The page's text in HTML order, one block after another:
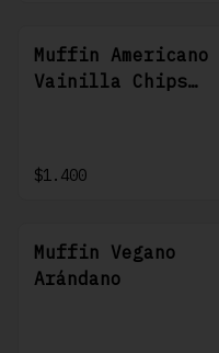
Muffin Americano
Vainilla Chips
$1.400
Muffin Vegano
Arándano